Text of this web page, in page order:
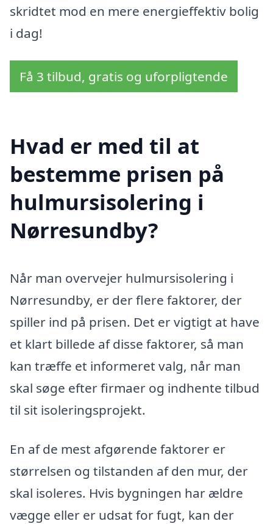
skridtet mod en mere energieffektiv bolig
i dag!
Få 3 tilbud, gratis og uforpligtende
Hvad er med til at
bestemme prisen på
hulmursisolering i
Nørresundby?
Når man overvejer hulmursisolering i
Nørresundby, er der flere faktorer, der
spiller ind på prisen. Det er vigtigt at have
et klart billede af disse faktorer, så man
kan træffe et informeret valg, når man
skal søge efter firmaer og indhente tilbud
til sit isoleringsprojekt.
En af de mest afgørende faktorer er
størrelsen og tilstanden af den mur, der
skal isoleres. Hvis bygningen har ældre
vægge eller er udsat for fugt, kan der